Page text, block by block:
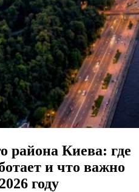
Киева: где
и что важно
году